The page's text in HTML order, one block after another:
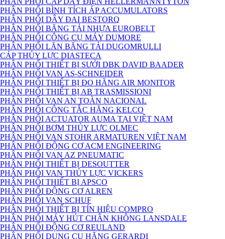
PHÂN PHỐI BÌNH TÍCH ÁP ACCUMULATORS
PHÂN PHỐI DÂY ĐAI BESTORQ
PHÂN PHỐI BĂNG TẢI NHỰA EUROBELT
PHÂN PHỐI CÔNG CỤ MÁY DUMORE
PHÂN PHỐI LĂN BĂNG TẢI DUGOMRULLI
CÁP THỦY LỰC DIASTECA
PHÂN PHỐI THIẾT BỊ SƯỞI DBK DAVID BAADER
PHÂN PHỐI VAN AS-SCHNEIDER
PHÂN PHỐI THIẾT BỊ ĐO HÃNG AIR MONITOR
PHÂN PHỐI THIẾT BỊ AB TRASMISSIONI
PHÂN PHỐI VAN AN TOÀN NACIONAL
PHÂN PHỐI CÔNG TẮC HÃNG KELCO
PHÂN PHỐI ACTUATOR AUMA TẠI VIỆT NAM
PHÂN PHỐI BƠM THỦY LỰC OLMEC
PHÂN PHỐI VAN STOHR ARMATUREN VIỆT NAM
PHÂN PHỐI ĐỘNG CƠ ACM ENGINEERING
PHÂN PHỐI VAN AZ PNEUMATIC
PHÂN PHỐI THIẾT BỊ DESOUTTER
PHÂN PHỐI VAN THỦY LỰC VICKERS
PHÂN PHỐI THIẾT BỊ APSCO
PHÂN PHỐI ĐỘNG CƠ ALREN
PHÂN PHỐI VAN SCHUF
PHÂN PHỐI THIẾT BỊ TÍN HIỆU COMPRO
PHÂN PHỐI MÁY HÚT CHÂN KHÔNG LANSDALE
PHÂN PHỐI ĐỘNG CƠ REULAND
PHÂN PHỐI DỤNG CỤ HÃNG GERARDI